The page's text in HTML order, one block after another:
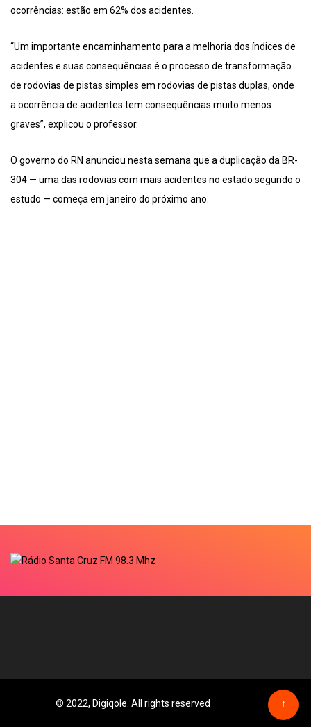
ocorrências: estão em 62% dos acidentes.
“Um importante encaminhamento para a melhoria dos índices de
acidentes e suas consequências é o processo de transformação
de rodovias de pistas simples em rodovias de pistas duplas, onde
a ocorrência de acidentes tem consequências muito menos
graves”, explicou o professor.
O governo do RN anunciou nesta semana que a duplicação da BR-
304 — uma das rodovias com mais acidentes no estado segundo o
estudo — começa em janeiro do próximo ano.
© 2022, Digiqole. All rights reserved ↑